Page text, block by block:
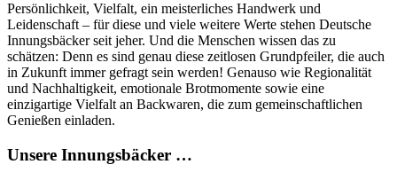
Persönlichkeit, Vielfalt, ein meisterliches Handwerk und
Leidenschaft – für diese und viele weitere Werte stehen Deutsche
Innungsbäcker seit jeher. Und die Menschen wissen das zu
schätzen: Denn es sind genau diese zeitlosen Grundpfeiler, die auch
in Zukunft immer gefragt sein werden! Genauso wie Regionalität
und Nachhaltigkeit, emotionale Brotmomente sowie eine
einzigartige Vielfalt an Backwaren, die zum gemeinschaftlichen
Genießen einladen.
Unsere Innungsbäcker …